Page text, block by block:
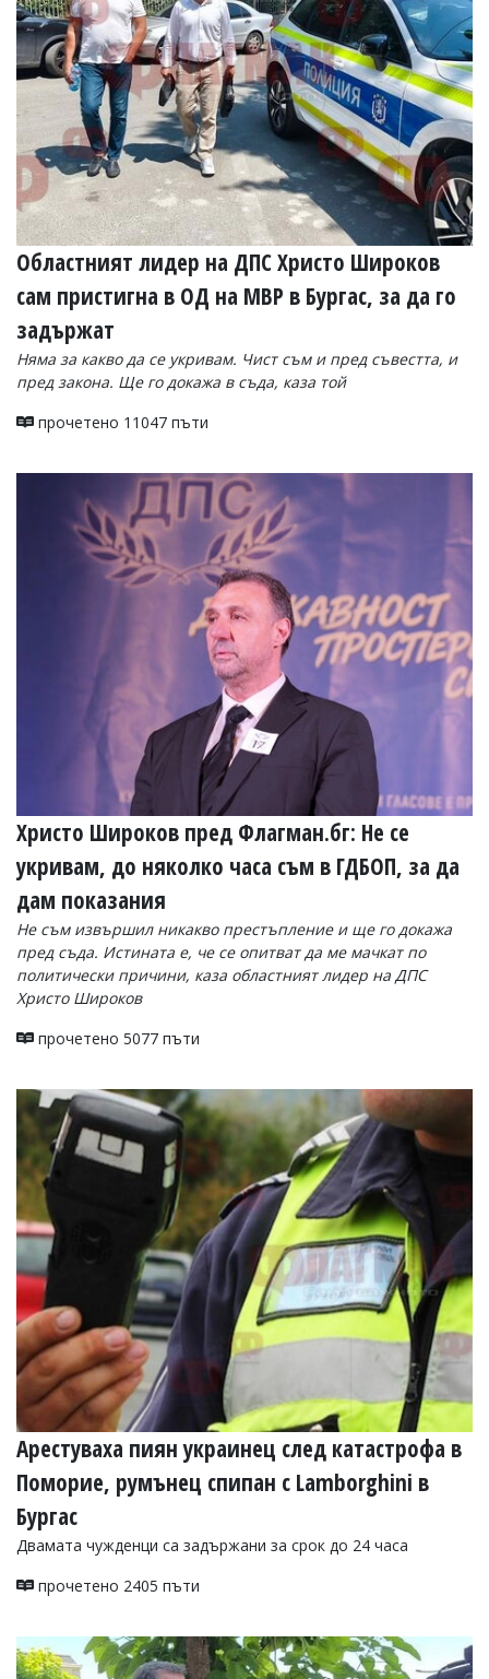
УКРАЙНА
СПОРТ
РАЗСЛЕДВАНЕ
Управители:
Веселин
Василев,
email:
v.vasilev@flagman.bg
Катя
Касабова,
еmail:k.kassabova@flagman.bg
Главен
редактор:
Иван
Колев,
office@flagman.bg
Коментарите
обиден
за
вас
коментар,
моля
сигнализирайте
ни!
Областният лидер на ДПС Христо Широков
сам пристигна в ОД на МВР в Бургас, за да го
задържат
Няма за какво да се укривам. Чист съм и пред съвестта, и
пред закона. Ще го докажа в съда, каза той
прочетено 11047 пъти
Христо Широков пред Флагман.бг: Не се
укривам, до няколко часа съм в ГДБОП, за да
дам показания
Не съм извършил никакво престъпление и ще го докажа
пред съда. Истината е, че се опитват да ме мачкат по
политически причини, каза областният лидер на ДПС
Христо Широков
прочетено 5077 пъти
Арестуваха пиян украинец след катастрофа в
Поморие, румънец спипан с Lamborghini в
Бургас
Двамата чужденци са задържани за срок до 24 часа
прочетено 2405 пъти